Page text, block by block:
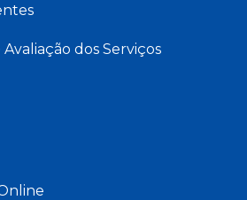
dos Serviços